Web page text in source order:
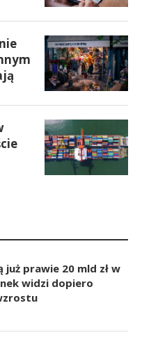
już prawie 20 mld zł w
widzi dopiero